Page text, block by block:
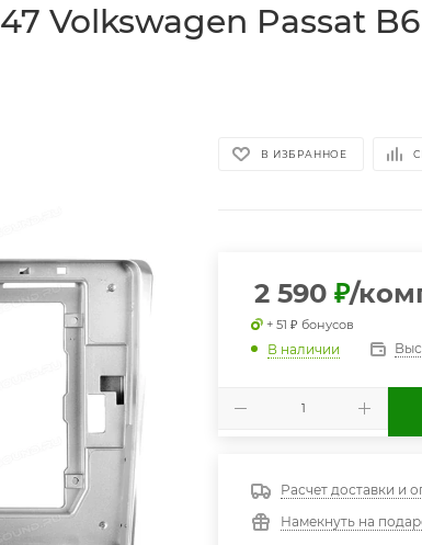
Volkswagen Passat
В ИЗБРАННОЕ
2 590 ₽/
+ 51 ₽ бонусов
В наличии
Расчет доставки и
Намекнуть на